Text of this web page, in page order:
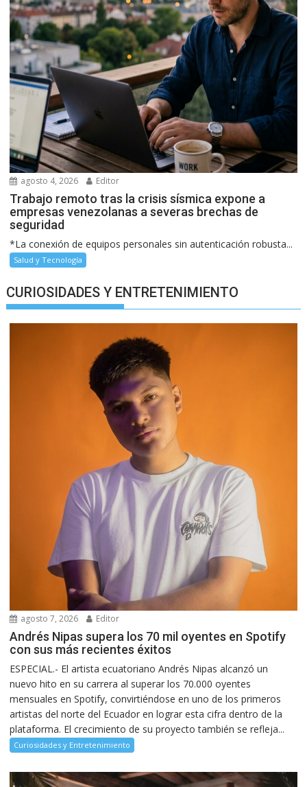
agosto 4, 2026 Editor
Trabajo remoto tras la crisis sísmica expone a
empresas venezolanas a severas brechas de
seguridad
*La conexión de equipos personales sin autenticación robusta...
Salud y Tecnología
CURIOSIDADES Y ENTRETENIMIENTO
agosto 7, 2026 Editor
Andrés Nipas supera los 70 mil oyentes en Spotify
con sus más recientes éxitos
ESPECIAL.- El artista ecuatoriano Andrés Nipas alcanzó un
nuevo hito en su carrera al superar los 70.000 oyentes
mensuales en Spotify, convirtiéndose en uno de los primeros
artistas del norte del Ecuador en lograr esta cifra dentro de la
plataforma. El crecimiento de su proyecto también se refleja...
Curiosidades y Entretenimiento